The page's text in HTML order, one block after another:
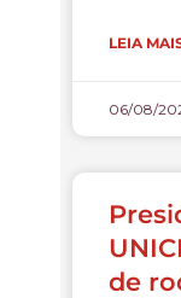
LEIA
06/08/
de